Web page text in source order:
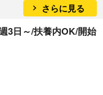
さらに見る
3日～/扶養内OK/開始